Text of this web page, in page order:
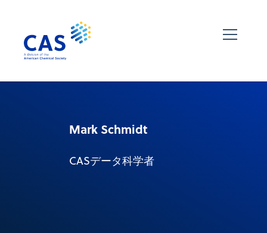
Mark Schmidt
CASデータ科学者